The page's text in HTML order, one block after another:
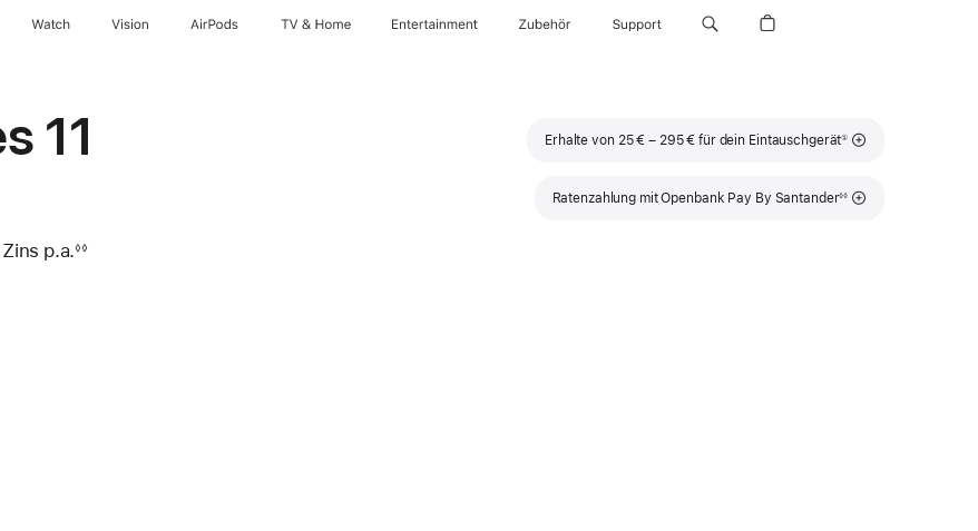
Watch Vision AirPods TV & Home Entertainment Zubehör Support
11
p.a.◊◊
Erhalte von 25 € – 295 € für dein Eintauschgerät
Fußnote
①
Ratenzahlung mit Openbank Pay By Santander
Fußnote
◊◊